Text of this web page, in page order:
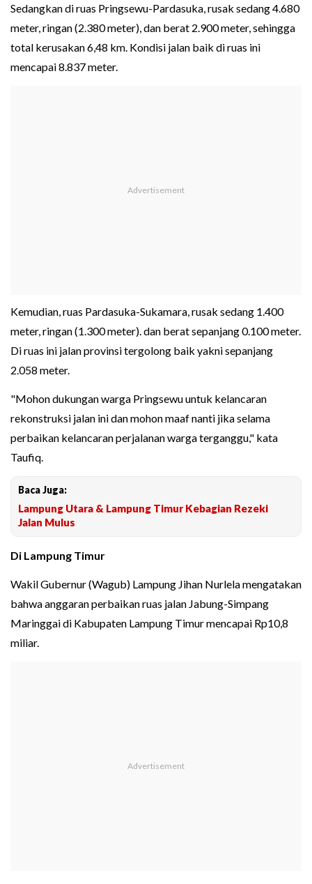
Sedangkan di ruas Pringsewu-Pardasuka, rusak sedang 4.680
meter, ringan (2.380 meter), dan berat 2.900 meter, sehingga
total kerusakan 6,48 km. Kondisi jalan baik di ruas ini
mencapai 8.837 meter.
Kemudian, ruas Pardasuka-Sukamara, rusak sedang 1.400
meter, ringan (1.300 meter). dan berat sepanjang 0.100 meter.
Di ruas ini jalan provinsi tergolong baik yakni sepanjang
2.058 meter.
"Mohon dukungan warga Pringsewu untuk kelancaran
rekonstruksi jalan ini dan mohon maaf nanti jika selama
perbaikan kelancaran perjalanan warga terganggu," kata
Taufiq.
Baca Juga:
Lampung Utara & Lampung Timur Kebagian Rezeki
Jalan Mulus
Di Lampung Timur
Wakil Gubernur (Wagub) Lampung Jihan Nurlela mengatakan
bahwa anggaran perbaikan ruas jalan Jabung-Simpang
Maringgai di Kabupaten Lampung Timur mencapai Rp10,8
miliar.